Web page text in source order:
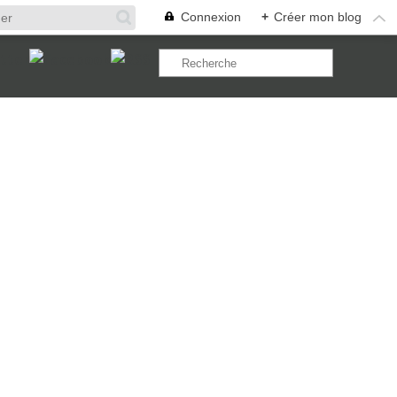
Connexion + Créer mon blog